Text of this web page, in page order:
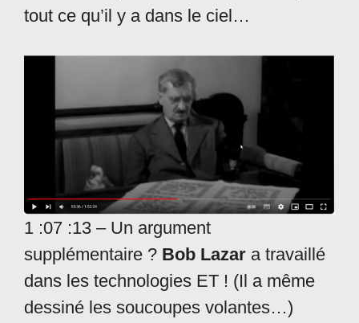
tout ce qu’il y a dans le ciel…
1 :07 :13 – Un argument
supplémentaire ? Bob Lazar a travaillé
dans les technologies ET ! (Il a même
dessiné les soucoupes volantes…)